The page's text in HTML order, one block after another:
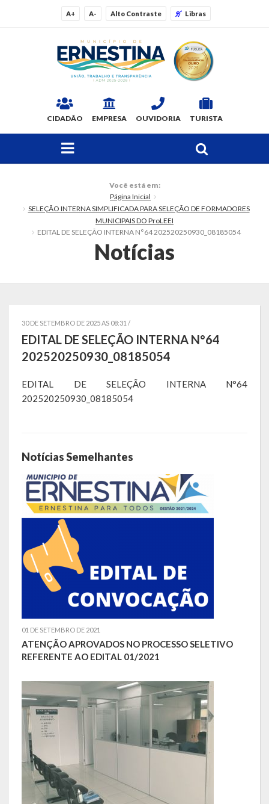
A+ A- Alto Contraste Libras
CIDADÃO EMPRESA OUVIDORIA TURISTA
Dados Gerais
Ex-prefeitos
Localização
Telefones Úteis
Secretarias
Estrutura organizacional
Sala Multidisciplinar Saber Mais
Escola Municipal de Educação Infantil Dr. Orlando Rojas
Escola Municipal De Ensino Fundamental Educarte
Escola Municipal De Ensino Fundamental João Alfredo Sachser
Escola Municipal De Ensino Fundamental Osvaldo Cruz
Fazenda
Saúde
Serviços Oferecidos pela Secretaria de Saúde
Serviços Urbanos
Legislação
Você está em:
Página Inicial
SELEÇÃO INTERNA SIMPLIFICADA PARA SELEÇÃO DE FORMADORES
MUNICIPAIS DO ProLEEI
EDITAL DE SELEÇÃO INTERNA N°64 202520250930_08185054
Notícias
30 DE SETEMBRO DE 2025 AS 08:31 /
EDITAL DE SELEÇÃO INTERNA N°64
202520250930_08185054
EDITAL DE SELEÇÃO INTERNA N°64
202520250930_08185054
Notícias Semelhantes
01 DE SETEMBRO DE 2021
ATENÇÃO APROVADOS NO PROCESSO SELETIVO
REFERENTE AO EDITAL 01/2021